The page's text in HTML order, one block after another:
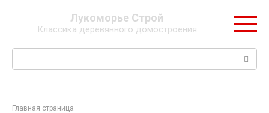
Лукоморье Строй
Классика деревянного домостроения
Поиск:
Главная страница